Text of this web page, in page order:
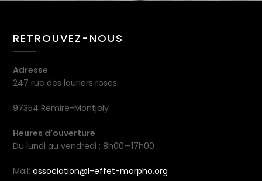
RETROUVEZ-NOUS
Adresse
247 rue des lauriers roses
97354 Remire-Montjoly
Heures d’ouverture
Du lundi au vendredi : 8h00—17h00
Mail:association@l-effet-morpho.org